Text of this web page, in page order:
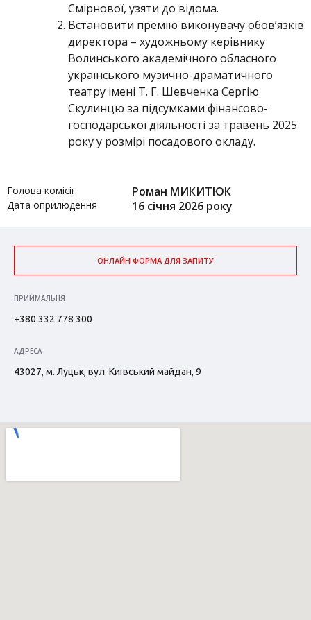
Смірнової, узяти до відома.
Встановити премію виконувачу обов’язків
директора – художньому керівнику
Волинського академічного обласного
українського музично-драматичного
театру імені Т. Г. Шевченка Сергію
Скулинцю за підсумками фінансово-
господарської діяльності за травень 2025
року у розмірі посадового окладу.
Голова комісії Роман МИКИТЮК
Дата оприлюдення 16 січня 2026 року
ОНЛАЙН ФОРМА ДЛЯ ЗАПИТУ
ПРИЙМАЛЬНЯ
+380 332 778 300
АДРЕСА
43027, м. Луцьк, вул. Київський майдан, 9